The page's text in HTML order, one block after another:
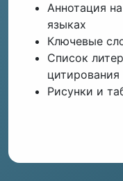
Аннотация
языках
Ключевые
Список
цитирования
Рисунки и